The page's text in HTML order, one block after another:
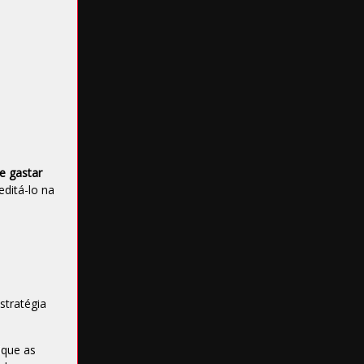
gastar
lo na
as